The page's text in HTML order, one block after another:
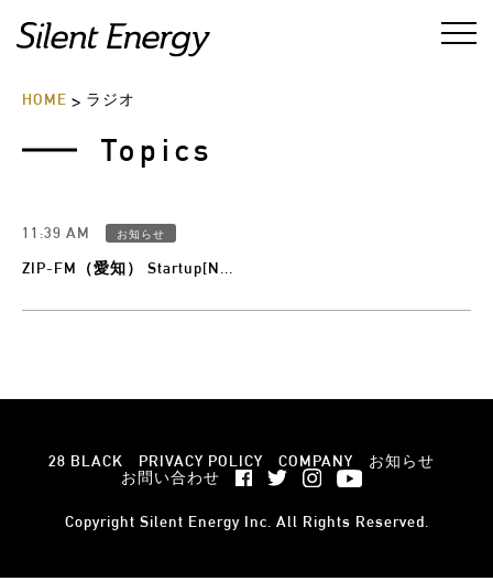
HOME > ラジオ
Topics
11:39 AM お知らせ
ZIP-FM（愛知） Startup[N...
28 BLACK PRIVACY POLICY COMPANY
お知らせ
お問い合わせ
Copyright Silent Energy Inc. All Rights Reserved.